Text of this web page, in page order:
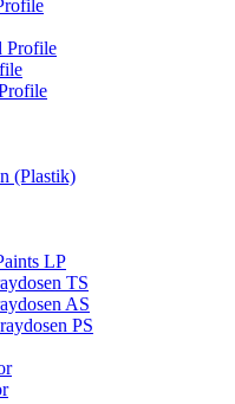
Profile
(Plastik)
LP
TS
AS
PS